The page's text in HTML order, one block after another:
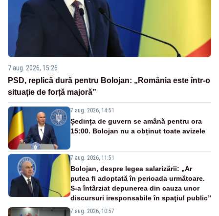
7 aug. 2026, 15:26
PSD, replică dură pentru Bolojan: „România este într-o
situație de forță majoră”
7 aug. 2026, 14:51
Ședința de guvern se amână pentru ora
15:00. Bolojan nu a obținut toate avizele
7 aug. 2026, 11:51
Bolojan, despre legea salarizării: „Ar
putea fi adoptată în perioada următoare.
S-a întârziat depunerea din cauza unor
discursuri iresponsabile în spaţiul public”
7 aug. 2026, 10:57